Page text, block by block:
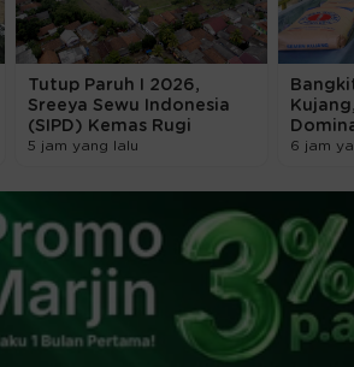
Tutup Paruh I 2026,
Sreeya Sewu Indonesia
(SIPD) Kemas Rugi
5 jam yang lalu 6 jam